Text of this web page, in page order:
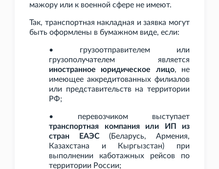
мажору или к военной сфере не имеют.
Так, транспортная накладная и заявка могут
быть оформлены в бумажном виде, если:
• грузоотправителем или
грузополучателем является
иностранное юридическое лицо, не
имеющее аккредитованных филиалов
или представительств на территории
РФ;
• перевозчиком выступает
транспортная компания или ИП из
стран ЕАЭС(Беларусь, Армения,
Казахстана и Кыргызстан) при
выполнении каботажных рейсов по
территории России;